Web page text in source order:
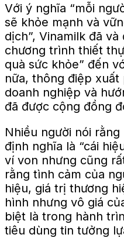
Với ý nghĩa “mỗi
sẽ khỏe mạnh và
dịch”, Vinamilk đã
chương trình thiết
quà sức khỏe” đến
nữa, thông điệp
doanh nghiệp và
đã được cộng đồng
Nhiều người nói
định nghĩa là “cái
ví von nhưng cũng
rằng tình cảm của
hiệu, giá trị thương
hình nhưng vô giá
biệt là trong hành
tiêu dùng tin tưởng